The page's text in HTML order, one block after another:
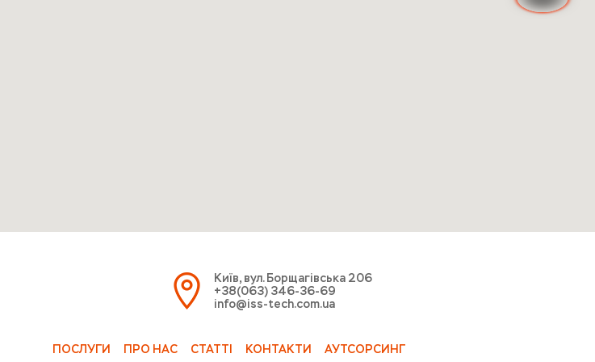
Київ, вул. Борщагівська 206
+38(063) 346-36-69
info@iss-tech.com.ua
ПОСЛУГИ ПРО НАС СТАТТІ КОНТАКТИ АУТСОРСИНГ